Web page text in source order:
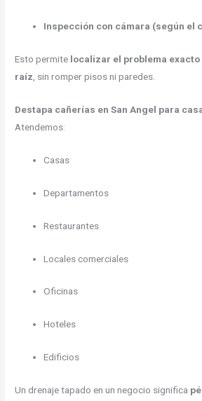
Inspección con cámara (según el
Esto permite localizar el problema
raíz , sin romper pisos ni paredes.
Destapa cañerías en San Angel para
Atendemos:
Casas
Departamentos
Restaurantes
Locales comerciales
Oficinas
Hoteles
Edificios
Un drenaje tapado en un negocio significa